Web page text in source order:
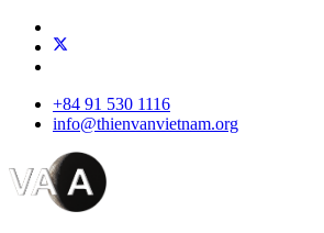
+84 91 530 1116
info@thienvanvietnam.org